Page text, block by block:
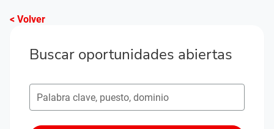
< Volver
Buscar oportunidades abiertas
Buscar puestos vacantes